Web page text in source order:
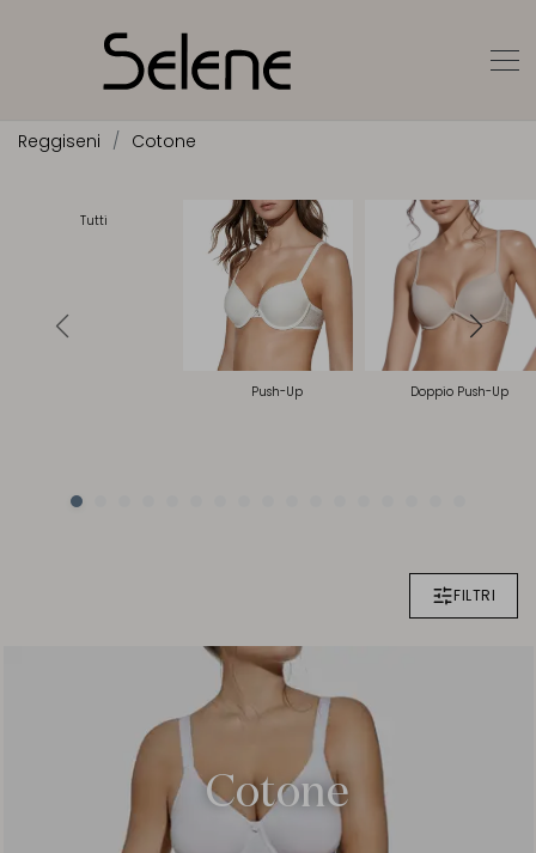
Reggiseni Cotone
Tutti
Push-Up Doppio Push-Up
FILTRI
Cotone